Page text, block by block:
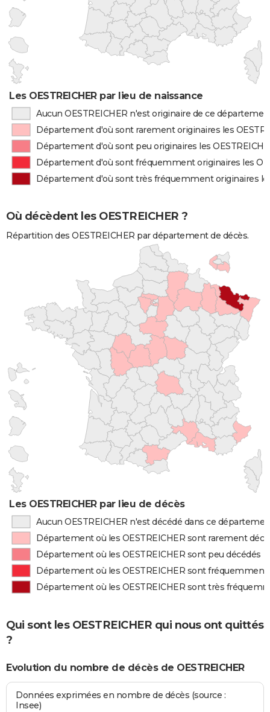
Les OESTREICHER par lieu de naissance
Aucun OESTREICHER n'est originaire de ce
Département d'où sont rarement originaires les
Département d'où sont peu originaires les
Département d'où sont fréquemment originaires les
Département d'où sont très fréquemment originaires
Où décèdent les OESTREICHER ?
Répartition des OESTREICHER par département de décès.
Les OESTREICHER par lieu de décès
Aucun OESTREICHER n'est décédé dans ce
Département où les OESTREICHER sont rarement
Département où les OESTREICHER sont peu décédés
Département où les OESTREICHER sont fréquemment
Département où les OESTREICHER sont très
Qui sont les OESTREICHER qui nous ont quittés
?
Evolution du nombre de décès de OESTREICHER
Données exprimées en nombre de décès (source :
Insee)